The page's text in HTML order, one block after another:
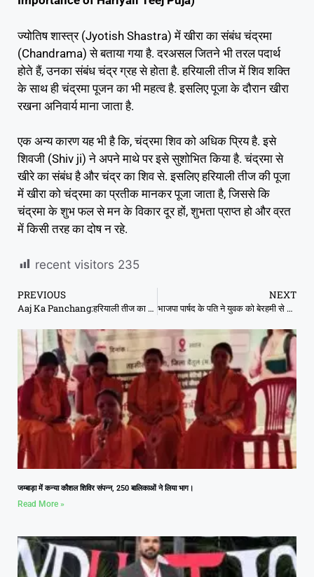
ज्योतिष शास्त्र (Jyotish Shastra) में खीरा का संबंध चंद्रमा
(Chandrama) से बताया गया है. दरअसल जितने भी तरल पदार्थ
होते हैं, उनका संबंध चंद्र ग्रह से होता है. हरियाली तीज में शिव शक्ति
के साथ ही चंद्रमा पूजन का भी महत्व है. इसलिए पूजा के दौरान खीरा
रखना अनिवार्य माना जाता है.
एक अन्य कारण यह भी है कि, चंद्रमा शिव को अधिक प्रिय है. इसे
शिवजी (Shiv ji) ने अपने माथे पर इसे सुशोभित किया है. चंद्रमा से
खीरे का संबंध है और चंद्र का शिव से. इसलिए हरियाली तीज की पूजा
में खीरा को चंद्रमा का प्रतीक मानकर पूजा जाता है, जिससे कि
चंद्रमा के शुभ फल से मन के विकार दूर हों, शुभता प्राप्त हो और व्रत
में किसी तरह का दोष न रहे.
recent visitors 235
PREVIOUS
Aaj Ka Panchang:हरियाली तीज का पंचांग क्या कहता है, जानें शुभ मुहूर्त
NEXT
भाजपा पार्षद के पति ने युवक को बेरहमी से पिटा, सड़क पर घसीटा
जम्बाड़ा में कन्या कौशल शिविर संपन्न, 250 बालिकाओं ने लिया भाग।
Read More »